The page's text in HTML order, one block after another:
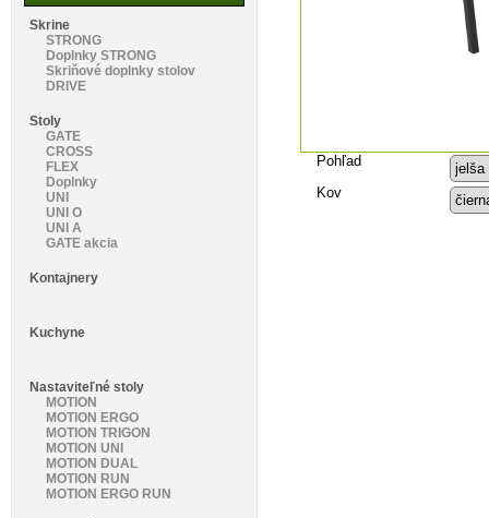
Pohľad
Kov
Skrine
STRONG
Doplnky STRONG
Skriňové doplnky stolov
DRIVE
Stoly
GATE
CROSS
FLEX
Doplnky
UNI
UNI O
UNI A
GATE akcia
Kontajnery
Kuchyne
Nastaviteľné stoly
MOTION
MOTION ERGO
MOTION TRIGON
MOTION UNI
MOTION DUAL
MOTION RUN
MOTION ERGO RUN